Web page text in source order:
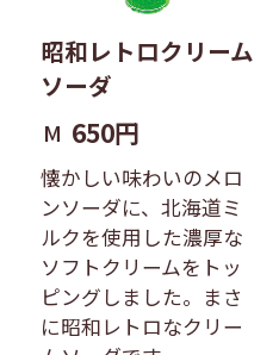
昭和レトロクリーム
ソーダ
M 650円
懐かしい味わいのメロ
ンソーダに、北海道ミ
ルクを使用した濃厚な
ソフトクリームをトッ
ピングしました。まさ
に昭和レトロなクリー